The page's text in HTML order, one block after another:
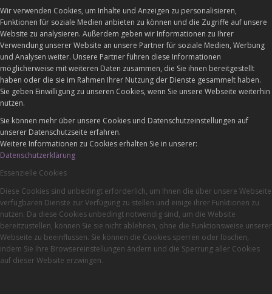
Wir verwenden Cookies, um Inhalte und Anzeigen zu personalisieren,
Funktionen für soziale Medien anbieten zu können und die Zugriffe auf unsere
Website zu analysieren. Außerdem geben wir Informationen zu Ihrer
Verwendung unserer Website an unsere Partner für soziale Medien, Werbung
und Analysen weiter. Unsere Partner führen diese Informationen
möglicherweise mit weiteren Daten zusammen, die Sie ihnen bereitgestellt
haben oder die sie im Rahmen Ihrer Nutzung der Dienste gesammelt haben.
Sie geben Einwilligung zu unseren Cookies, wenn Sie unsere Webseite weiterhin
nutzen.
Sie können mehr über unsere Cookies und Datenschutzeinstellungen auf
unserer Datenschutzseite erfahren.
Weitere Informationen zu Cookies erhalten Sie in unserer:
Datenschutzerklärung
Essenzielle Cookies
Diese Cookies sind unbedingt erforderlich, um Ihnen die über unsere Webseite
verfügbaren Dienste zur Verfügung zu stellen und einige ihrer Funktionen zu
nutzen. Da diese Cookies unbedingt notwendig sind, um die Website
bereitzustellen, können Sie sie nicht ablehnen, ohne die Funktionsweise unserer
Webseite zu beeinflussen. Sie können die Cookies sperren oder löschen,
indem Sie Ihre Browsereinstellungen ändern und die Sperrung aller Cookies
auf dieser Website erzwingen.